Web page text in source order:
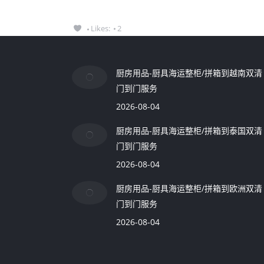
Likes: 2
厨房用品-厨具海运整柜/拼箱到越南双清
门到门服务
2026-08-04
厨房用品-厨具海运整柜/拼箱到泰国双清
门到门服务
2026-08-04
厨房用品-厨具海运整柜/拼箱到欧洲双清
门到门服务
2026-08-04